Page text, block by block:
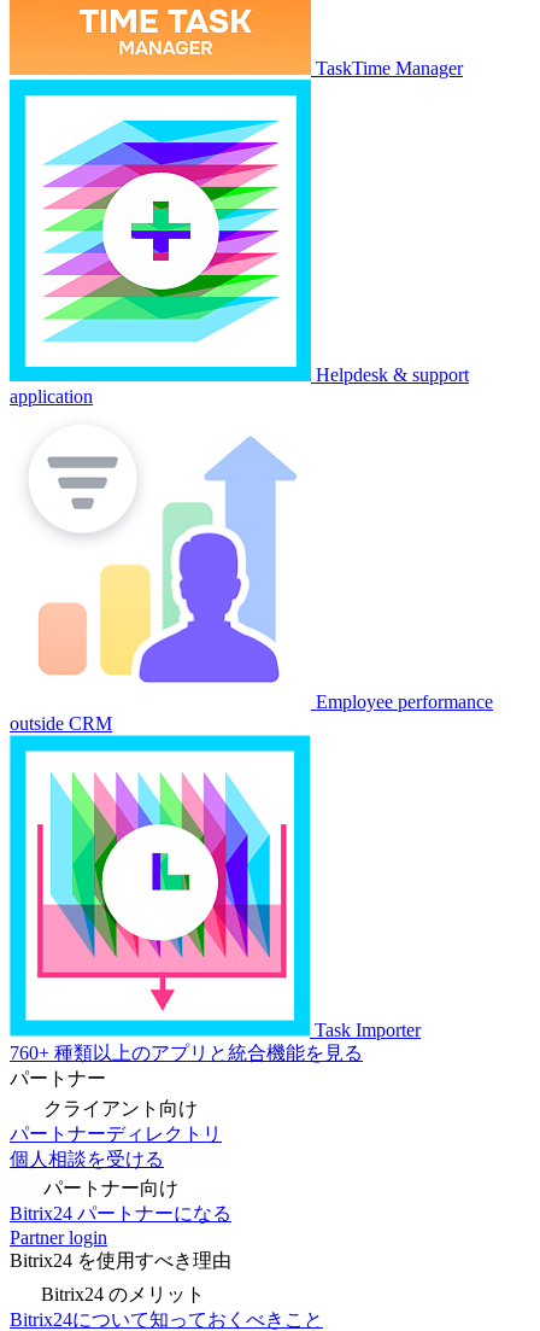
TaskTime Manager
Helpdesk & support
application
Employee performance
outside CRM
Task Importer
760+ 種類以上のアプリと統合機能を見る
パートナー
クライアント向け
パートナーディレクトリ
個人相談を受ける
パートナー向け
Bitrix24 パートナーになる
Partner login
Bitrix24 を使用すべき理由
Bitrix24 のメリット
Bitrix24について知っておくべきこと